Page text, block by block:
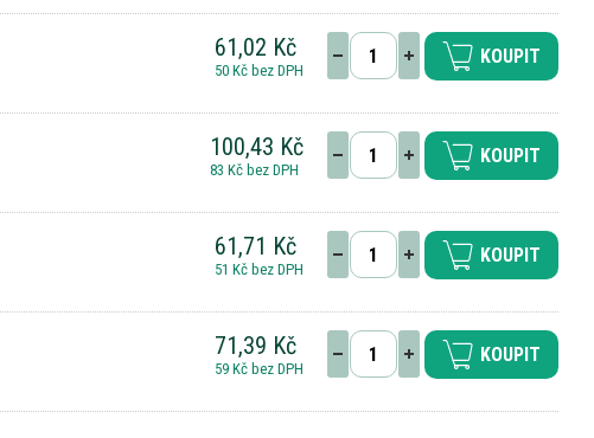
61,02 Kč
50 Kč bez DPH
KOUPIT
100,43 Kč
83 Kč bez DPH
KOUPIT
61,71 Kč
51 Kč bez DPH
KOUPIT
71,39 Kč
59 Kč bez DPH
KOUPIT